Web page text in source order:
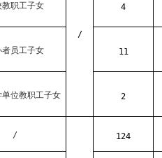
/
教职工子女 4
者员工子女 11
单位教职工子女 2
/ 124